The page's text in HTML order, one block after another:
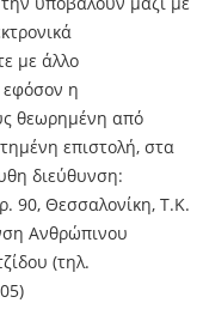
με άλλο
η
θεωρημένη από
επιστολή, στα
διεύθυνση:
90, Θεσσαλονίκη, Τ.Κ.
Ανθρώπινου
(τηλ.